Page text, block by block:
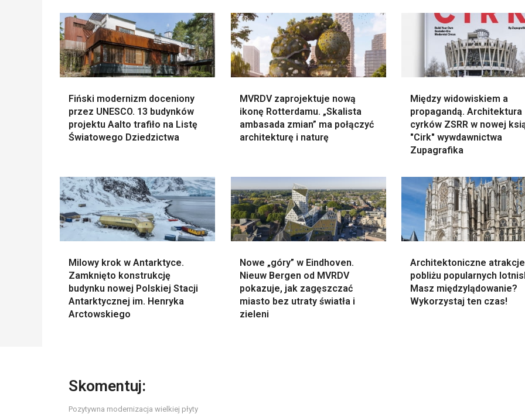
Fiński modernizm doceniony
przez UNESCO. 13 budynków
projektu Aalto trafiło na Listę
Światowego Dziedzictwa
MVRDV zaprojektuje nową
ikonę Rotterdamu. „Skalista
ambasada zmian” ma połączyć
architekturę i naturę
Między widowiskiem a
propagandą. Architektura
cyrków ZSRR w nowej
"Cirk" wywdawnictwa
Zupagrafika
Milowy krok w Antarktyce.
Zamknięto konstrukcję
budynku nowej Polskiej Stacji
Antarktycznej im. Henryka
Arctowskiego
Nowe „góry” w Eindhoven.
Nieuw Bergen od MVRDV
pokazuje, jak zagęszczać
miasto bez utraty światła i
zieleni
Architektoniczne
pobliżu popularnych
Masz międzylądowanie?
Wykorzystaj ten czas!
Skomentuj:
Pozytywna modernizacja wielkiej płyty